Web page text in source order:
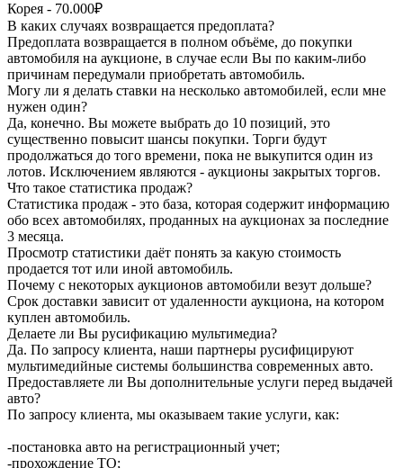
Корея - 70.000₽
В каких случаях возвращается предоплата?
Предоплата возвращается в полном объёме, до покупки
автомобиля на аукционе, в случае если Вы по каким-либо
причинам передумали приобретать автомобиль.
Могу ли я делать ставки на несколько автомобилей, если мне
нужен один?
Да, конечно. Вы можете выбрать до 10 позиций, это
существенно повысит шансы покупки. Торги будут
продолжаться до того времени, пока не выкупится один из
лотов. Исключением являются - аукционы закрытых торгов.
Что такое статистика продаж?
Статистика продаж - это база, которая содержит информацию
обо всех автомобилях, проданных на аукционах за последние
3 месяца.
Просмотр статистики даёт понять за какую стоимость
продается тот или иной автомобиль.
Почему с некоторых аукционов автомобили везут дольше?
Срок доставки зависит от удаленности аукциона, на котором
куплен автомобиль.
Делаете ли Вы русификацию мультимедиа?
Да. По запросу клиента, наши партнеры русифицируют
мультимедийные системы большинства современных авто.
Предоставляете ли Вы дополнительные услуги перед выдачей
авто?
По запросу клиента, мы оказываем такие услуги, как:
-постановка авто на регистрационный учет;
-прохождение ТО;